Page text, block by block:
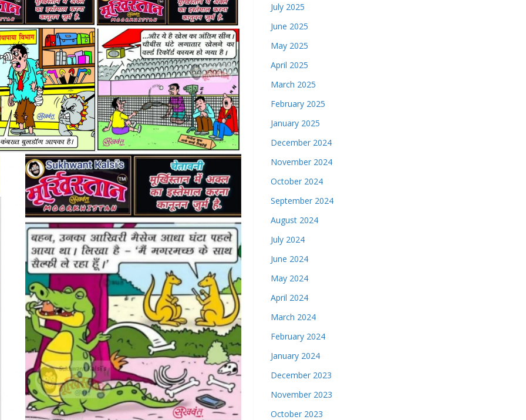
July 2025
June 2025
May 2025
April 2025
March 2025
February 2025
January 2025
December 2024
November 2024
October 2024
September 2024
August 2024
July 2024
June 2024
May 2024
April 2024
March 2024
February 2024
January 2024
December 2023
November 2023
October 2023